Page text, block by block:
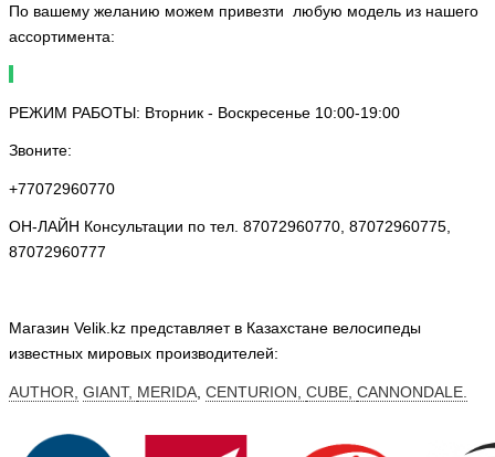
По вашему желанию можем привезти любую модель из нашего
ассортимента:
РЕЖИМ РАБОТЫ: Вторник - Воскресенье 10:00-19:00
Звоните:
+77072960770
ОН-ЛАЙН Консультации по тел. 87072960770, 87072960775,
87072960777
Магазин Velik.kz представляет в Казахстане велосипеды
известных мировых производителей:
AUTHOR, GIANT, MERIDA CENTURION, CUBE, CANNONDALE.